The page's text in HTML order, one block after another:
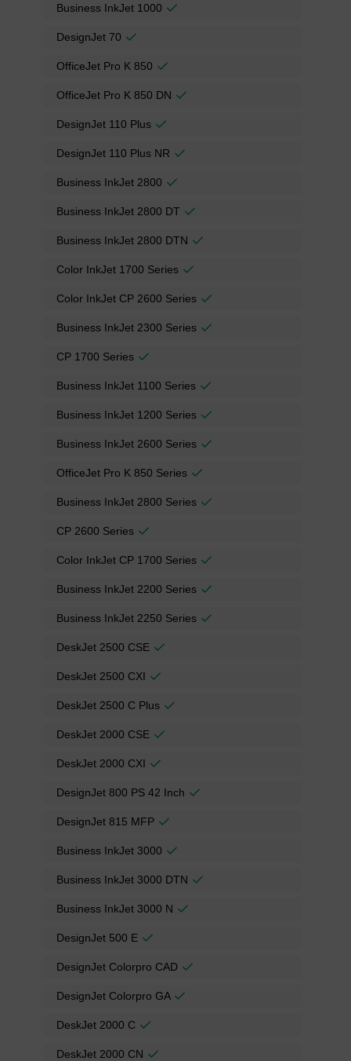
Business InkJet 1000
DesignJet 70
OfficeJet Pro K 850
OfficeJet Pro K 850 DN
DesignJet 110 Plus
DesignJet 110 Plus NR
Business InkJet 2800
Business InkJet 2800 DT
Business InkJet 2800 DTN
Color InkJet 1700 Series
Color InkJet CP 2600 Series
Business InkJet 2300 Series
CP 1700 Series
Business InkJet 1100 Series
Business InkJet 1200 Series
Business InkJet 2600 Series
OfficeJet Pro K 850 Series
Business InkJet 2800 Series
CP 2600 Series
Color InkJet CP 1700 Series
Business InkJet 2200 Series
Business InkJet 2250 Series
DeskJet 2500 CSE
DeskJet 2500 CXI
DeskJet 2500 C Plus
DeskJet 2000 CSE
DeskJet 2000 CXI
DesignJet 800 PS 42 Inch
DesignJet 815 MFP
Business InkJet 3000
Business InkJet 3000 DTN
Business InkJet 3000 N
DesignJet 500 E
DesignJet Colorpro CAD
DesignJet Colorpro GA
DeskJet 2000 C
DeskJet 2000 CN